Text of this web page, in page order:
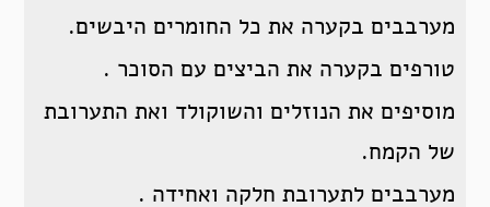
מערבבים בקערה את כל החומרים היבשים.
טורפים בקערה את הביצים עם הסוכר .
מוסיפים את הנוזלים והשוקולד ואת התערובת
של הקמח.
מערבבים לתערובת חלקה ואחידה .